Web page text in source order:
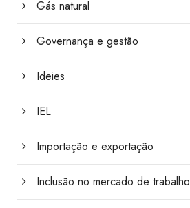
Gás natural
Governança e gestão
Ideies
IEL
Importação e exportação
Inclusão no mercado de trabalho